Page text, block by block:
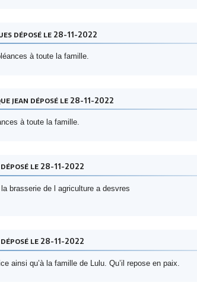
déposé le 28-11-2022
à toute la famille.
jean déposé le 28-11-2022
à toute la famille.
le 28-11-2022
brasserie de l agriculture a desvres
le 28-11-2022
ainsi qu’à la famille de Lulu. Qu’il repose en paix.